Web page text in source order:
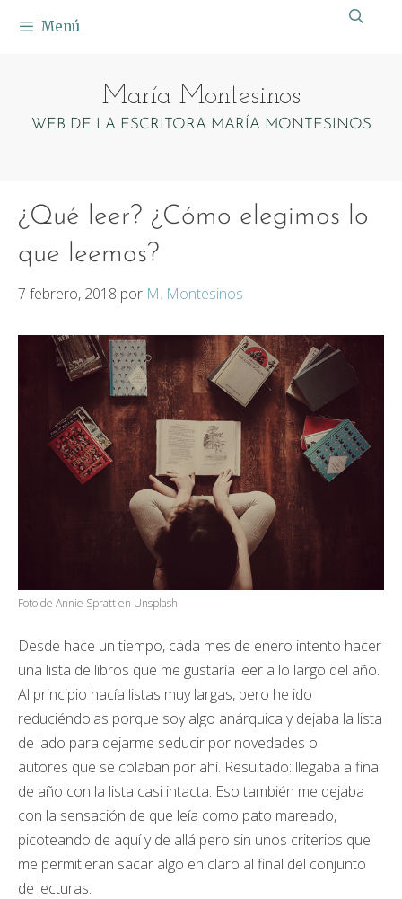
Menú
María Montesinos
WEB DE LA ESCRITORA MARÍA MONTESINOS
¿Qué leer? ¿Cómo elegimos lo
que leemos?
7 febrero, 2018 por M. Montesinos
Foto de Annie Spratt en Unsplash
Desde hace un tiempo, cada mes de enero intento hacer
una lista de libros que me gustaría leer a lo largo del año.
Al principio hacía listas muy largas, pero he ido
reduciéndolas porque soy algo anárquica y dejaba la lista
de lado para dejarme seducir por novedades o
autores que se colaban por ahí. Resultado: llegaba a final
de año con la lista casi intacta. Eso también me dejaba
con la sensación de que leía como pato mareado,
picoteando de aquí y de allá pero sin unos criterios que
me permitieran sacar algo en claro al final del conjunto
de lecturas.